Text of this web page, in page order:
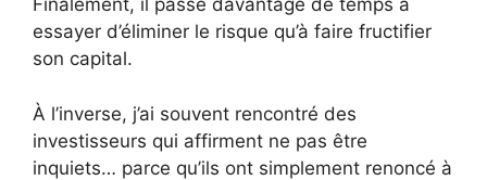
Finalement, il passe davantage de temps à
essayer d’éliminer le risque qu’à faire fructifier
son capital.
À l’inverse, j’ai souvent rencontré des
investisseurs qui affirment ne pas être
inquiets… parce qu’ils ont simplement renoncé à